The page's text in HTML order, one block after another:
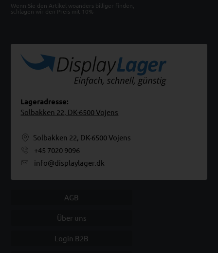
Wenn Sie den Artikel woanders billiger finden,
schlagen wir den Preis mit 10%
Lageradresse:
Solbakken 22, DK-6500 Vojens
Solbakken 22, DK-6500 Vojens
+45 7020 9096
info@displaylager.dk
AGB
Über uns
Login B2B